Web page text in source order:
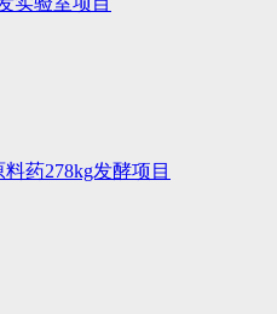
药278kg发酵项目